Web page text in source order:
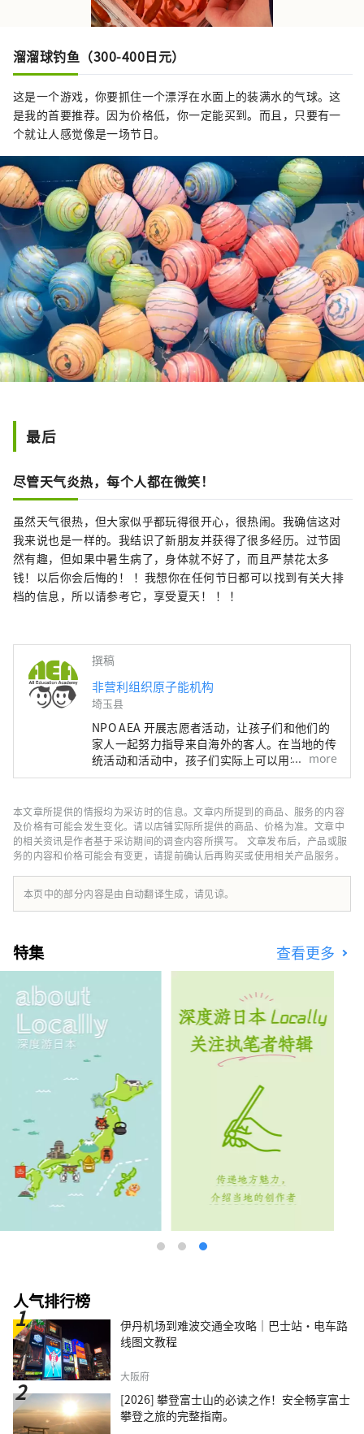
溜溜球钓鱼（300-400日元）
这是一个游戏，你要抓住一个漂浮在水面上的装满水的气球。这
是我的首要推荐。因为价格低，你一定能买到。而且，只要有一
个就让人感觉像是一场节日。
最后
尽管天气炎热，每个人都在微笑！
虽然天气很热，但大家似乎都玩得很开心，很热闹。我确信这对
我来说也是一样的。我结识了新朋友并获得了很多经历。过节固
然有趣，但如果中暑生病了，身体就不好了，而且严禁花太多
钱！以后你会后悔的！ ！我想你在任何节日都可以找到有关大排
档的信息，所以请参考它，享受夏天！ ！ ！
撰稿
非营利组织原子能机构
埼玉县
NPO AEA 开展志愿者活动，让孩子们和他们的
家人一起努力指导来自海外的客人。在当地的传
统活动和活动中，孩子们实际上可以用学到的英
语交谈，与来自不同文化的人互动，提高沟通能
用，培养独立思考、解决问题和与他人沟通的能
力。
more
本文章所提供的情报均为采访时的信息。文章内所提到的商品、服务的内容
及价格有可能会发生变化。请以店铺实际所提供的商品、价格为准。文章中
的相关资讯是作者基于采访期间的调查内容所撰写。 文章发布后，产品或服
务的内容和价格可能会有变更，请提前确认后再购买或使用相关产品服务。
本页中的部分内容是由自动翻译生成，请见谅。
特集 查看更多
人气排行榜
伊丹机场到难波交通全攻略｜巴士站・电车路
线图文教程
大阪府
[2026] 攀登富士山的必读之作！安全畅享富士
攀登之旅的完整指南。